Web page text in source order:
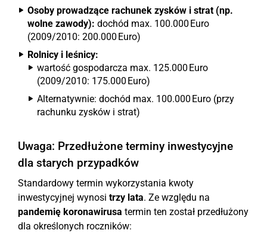
Osoby prowadzące rachunek zysków i strat (np.
wolne zawody): dochód max. 100.000 Euro
(2009/2010: 200.000 Euro)
Rolnicy i leśnicy:
wartość gospodarcza max. 125.000 Euro
(2009/2010: 175.000 Euro)
Alternatywnie: dochód max. 100.000 Euro (przy
rachunku zysków i strat)
Uwaga: Przedłużone terminy inwestycyjne
dla starych przypadków
Standardowy termin wykorzystania kwoty
inwestycyjnej wynosi trzy lata. Ze względu na
pandemię koronawirusa termin ten został przedłużony
dla określonych roczników: